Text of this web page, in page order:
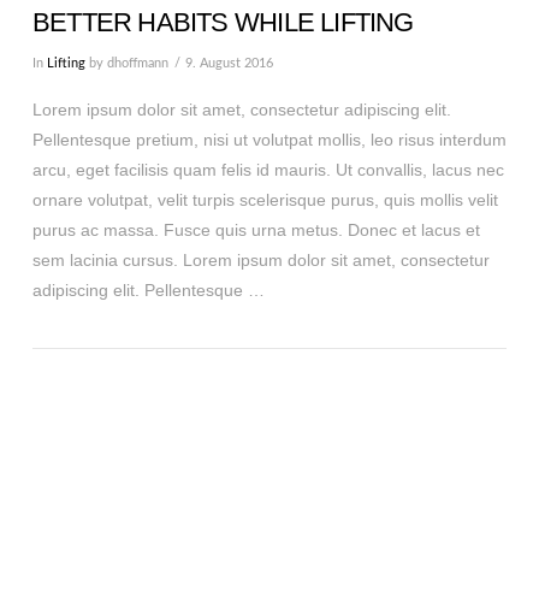
BETTER HABITS WHILE LIFTING
In Liftingby dhoffmann 9. August 2016
Lorem ipsum dolor sit amet, consectetur adipiscing elit.
Pellentesque pretium, nisi ut volutpat mollis, leo risus interdum
arcu, eget facilisis quam felis id mauris. Ut convallis, lacus nec
ornare volutpat, velit turpis scelerisque purus, quis mollis velit
purus ac massa. Fusce quis urna metus. Donec et lacus et
sem lacinia cursus. Lorem ipsum dolor sit amet, consectetur
adipiscing elit. Pellentesque …